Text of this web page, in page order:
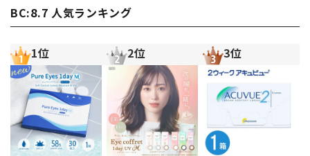
BC:8.7 人気ランキング
1位 2位 3位